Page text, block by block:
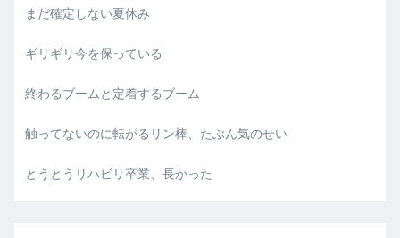
まだ確定しない夏休み
ギリギリ今を保っている
終わるブームと定着するブーム
触ってないのに転がるリン棒、たぶん気のせい
とうとうリハビリ卒業、長かった